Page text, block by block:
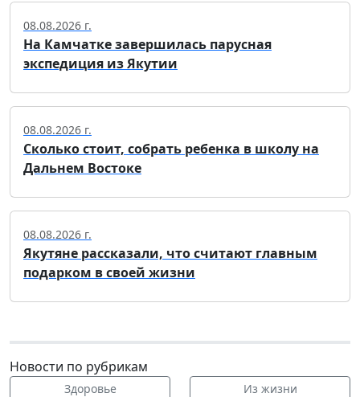
08.08.2026 г.
На Камчатке завершилась парусная
экспедиция из Якутии
08.08.2026 г.
Сколько стоит, собрать ребенка в школу на
Дальнем Востоке
08.08.2026 г.
Якутяне рассказали, что считают главным
подарком в своей жизни
Новости по рубрикам
Здоровье Из жизни